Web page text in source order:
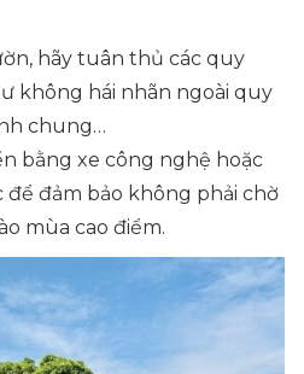
hãy tuân thủ các quy
không hái nhãn ngoài quy
chung…
bằng xe công nghệ hoặc
để đảm bảo không phải chờ
mùa cao điểm.